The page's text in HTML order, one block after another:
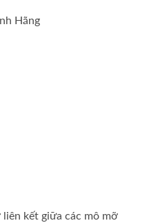
Hãng
kết giữa các mô mỡ